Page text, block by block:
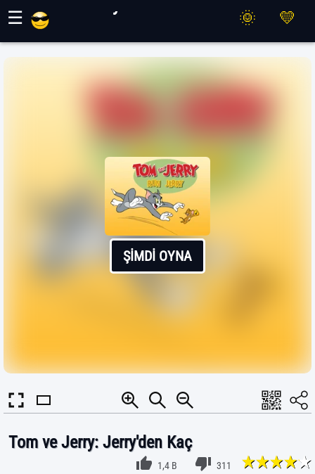
☰
ŞIMDI OYNA
Tom ve Jerry: Jerry'den Kaç
1,4 B 311